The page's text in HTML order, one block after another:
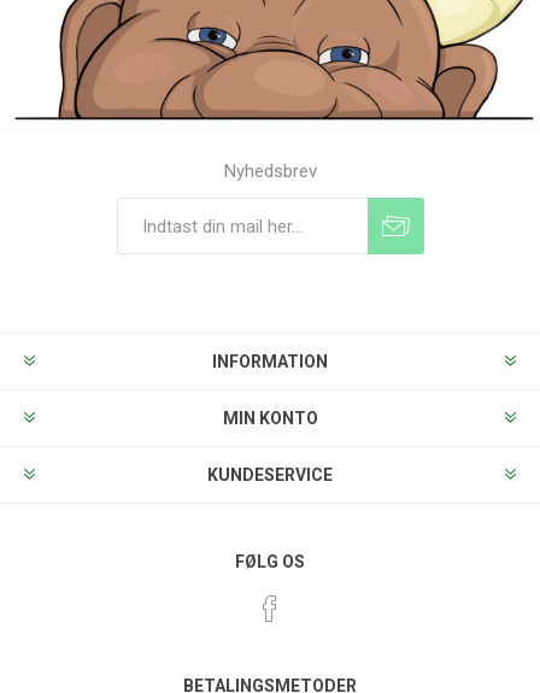
Nyhedsbrev
INFORMATION
MIN KONTO
KUNDESERVICE
FØLG OS
BETALINGSMETODER